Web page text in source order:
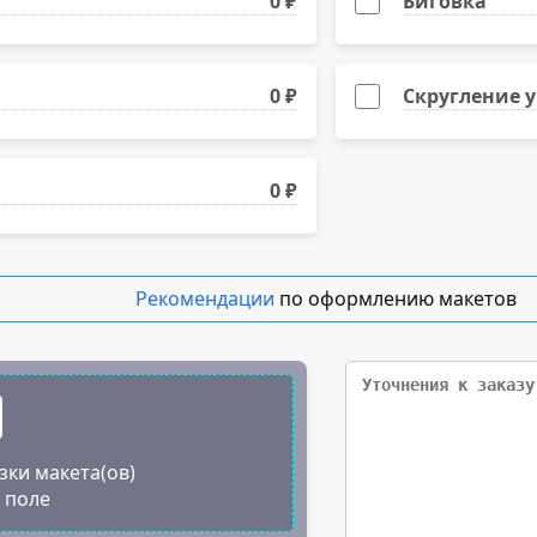
500
1000
0 ₽ Скругление
0 ₽
Рекомендации по оформлению макетов
макета(ов)
поле